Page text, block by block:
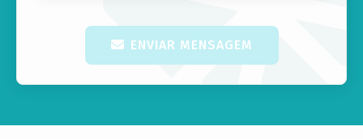
ENVIAR MENSAGEM